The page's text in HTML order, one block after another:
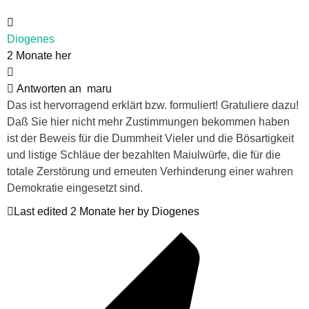
Diogenes
2 Monate her
Antworten an maru
Das ist hervorragend erklärt bzw. formuliert! Gratuliere dazu!
Daß Sie hier nicht mehr Zustimmungen bekommen haben
ist der Beweis für die Dummheit Vieler und die Bösartigkeit
und listige Schläue der bezahlten Maiulwürfe, die für die
totale Zerstörung und erneuten Verhinderung einer wahren
Demokratie eingesetzt sind.
Last edited 2 Monate her by Diogenes